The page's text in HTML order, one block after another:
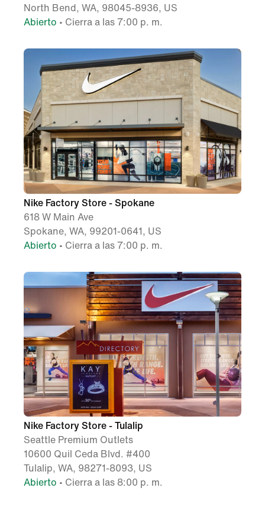
North Bend, WA, 98045-8936, US
Abierto • Cierra a las 7:00 p. m.
Nike Factory Store - Spokane
618 W Main Ave
Spokane, WA, 99201-0641, US
Abierto • Cierra a las 7:00 p. m.
Nike Factory Store - Tulalip
Seattle Premium Outlets
10600 Quil Ceda Blvd. #400
Tulalip, WA, 98271-8093, US
Abierto • Cierra a las 8:00 p. m.